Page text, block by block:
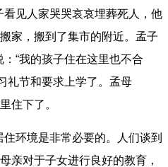
见人家哭哭哀哀埋葬死人，他
家，搬到了集市的附近。孟子
“我的孩子住在这里也不合
礼节和要求上学了。孟母
住下了。
环境是非常必要的。人们谈到
亲对于子女进行良好的教育，